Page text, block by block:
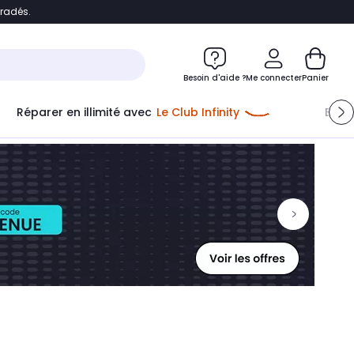
Besoin d'aide ?Me connecterPanier
Réparer en illimité avec Le Club Infinity